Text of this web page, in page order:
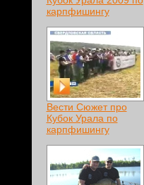
карпфишингу
Вести Сюжет про
Кубок Урала по
карпфишингу